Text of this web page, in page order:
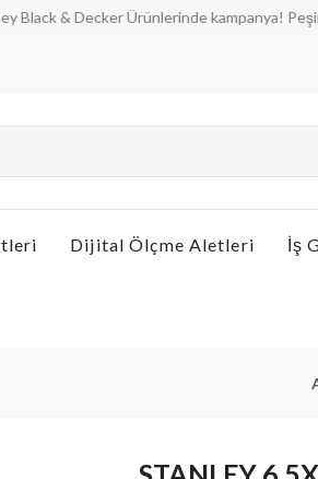
& Decker Ürünlerinde kampanya! Peşin
Dijital Ölçme Aletleri İş